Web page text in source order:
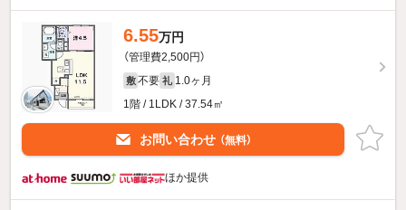
6.55万円
（管理費2,500円）
敷 不要 礼 1.0ヶ月
1階 / 1LDK / 37.54㎡
お問い合わせ （無料）
ほか提供